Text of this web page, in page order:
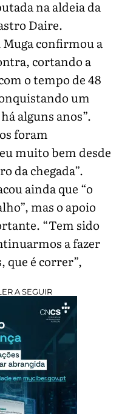
na aldeia da
Daire.
confirmou a
cortando a
o tempo de 48
um
alguns anos”.
foram
muito bem desde
da chegada”.
ainda que “o
mas o apoio
“Tem sido
a fazer
que é correr”,
A SEGUIR